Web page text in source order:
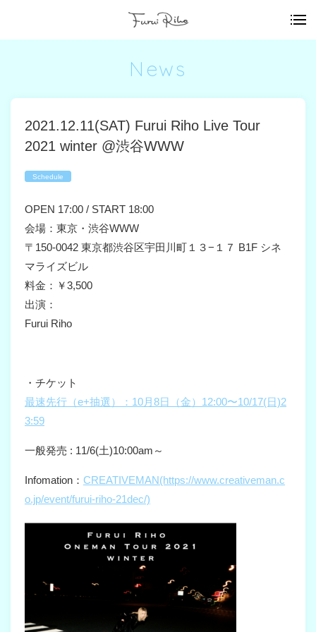
News
2021.12.11(SAT) Furui Riho Live Tour
2021 winter @渋谷WWW
Schedule
OPEN 17:00 / START 18:00
会場：東京・渋谷WWW
〒150-0042 東京都渋谷区宇田川町１３−１７ B1F シネ
マライズビル
料金：￥3,500
出演：
Furui Riho
・チケット
最速先行（e+抽選）：10月8日（金）12:00〜10/17(日)2
3:59
一般発売 : 11/6(土)10:00am～
Infomation： CREATIVEMAN(https://www.creativeman.c
o.jp/event/furui-riho-21dec/)